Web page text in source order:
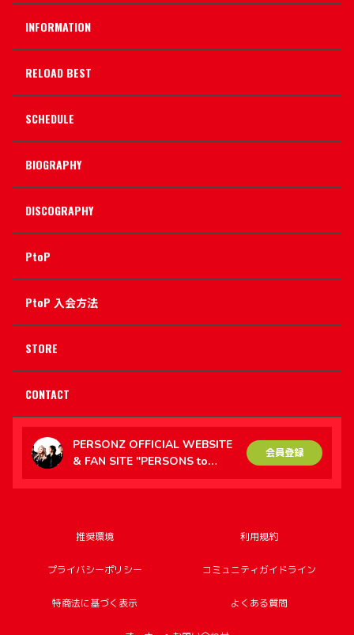
INFORMATION
RELOAD BEST
SCHEDULE
BIOGRAPHY
DISCOGRAPHY
PtoP
PtoP 入会方法
STORE
CONTACT
PERSONZ OFFICIAL WEBSITE
& FAN SITE "PERSONS to
PERSONZ（PtoP）"
会員登録
推奨環境 利用規約
プライバシーポリシー コミュニティガイドライン
特商法に基づく表示 よくある質問